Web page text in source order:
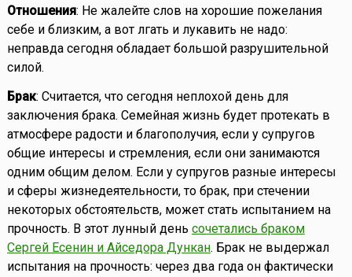
Отношения: Не жалейте слов на хорошие пожелания
себе и близким, а вот лгать и лукавить не надо:
неправда сегодня обладает большой разрушительной
силой.
Брак: Считается, что сегодня неплохой день для
заключения брака. Семейная жизнь будет протекать в
атмосфере радости и благополучия, если у супругов
общие интересы и стремления, если они занимаются
одним общим делом. Если у супругов разные интересы
и сферы жизнедеятельности, то брак, при стечении
некоторых обстоятельств, может стать испытанием на
прочность. В этот лунный день сочетались браком
Сергей Есенин и Айседора Дункан. Брак не выдержал
испытания на прочность: через два года он фактически